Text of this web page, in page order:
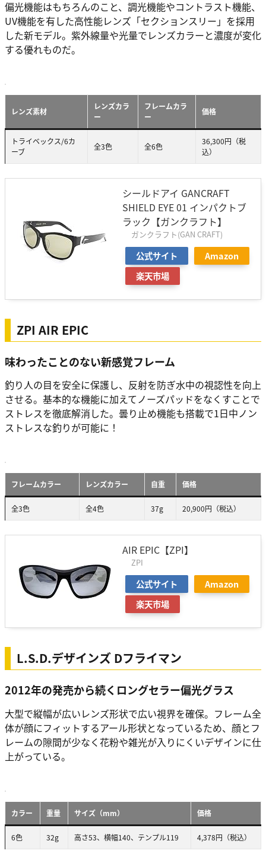
偏光機能はもちろんのこと、調光機能やコントラスト機能、
UV機能を有した高性能レンズ「セクションスリー」を採用
した新モデル。紫外線量や光量でレンズカラーと濃度が変化
する優れものだ。
レンズ素材
レンズカラ
ー
フレームカラ
ー
価格
トライベックス/6カ
ーブ
全3色 全6色
36,300円（税
込）
シールドアイ GANCRAFT
SHIELD EYE 01 インパクトブ
ラック【ガンクラフト】
ガンクラフト(GAN CRAFT)
公式サイト
Amazon
楽天市場
ZPI AIR EPIC
味わったことのない新感覚フレーム
釣り人の目を安全に保護し、反射を防ぎ水中の視認性を向上
させる。基本的な機能に加えてノーズパッドをなくすことで
ストレスを徹底解消した。曇り止め機能も搭載で1日中ノン
ストレスな釣りが可能に！
フレームカラー レンズカラー 自重 価格
全3色 全4色 37g 20,900円（税込）
AIR EPIC【ZPI】
ZPI
公式サイト
Amazon
楽天市場
L.S.D.デザインズ Dフライマン
2012年の発売から続くロングセラー偏光グラス
大型で縦幅が広いレンズ形状で広い視界を確保。フレーム全
体が顔にフィットするアール形状となっているため、顔とフ
レームの隙間が少なく花粉や雑光が入りにくいデザインに仕
上がっている。
カラー 重量 サイズ（mm） 価格
6色 32g 高さ53、横幅140、テンプル119 4,378円（税込）